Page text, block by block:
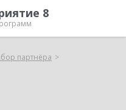
8
партнёра